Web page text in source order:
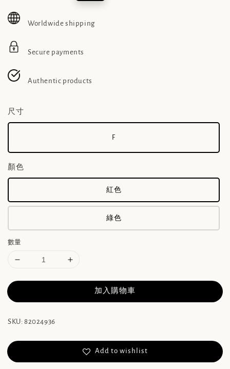
Worldwide shipping
Secure payments
Authentic products
尺寸
F
顏色
紅色
綠色
數量
加入購物車
SKU: 82024936
Add to wishlist